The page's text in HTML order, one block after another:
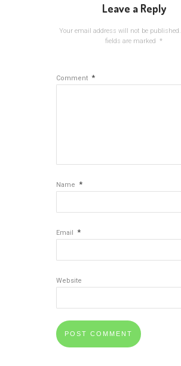
Leave a Reply
Your email address will not be published.
fields are marked *
Comment *
Name *
Email *
Website